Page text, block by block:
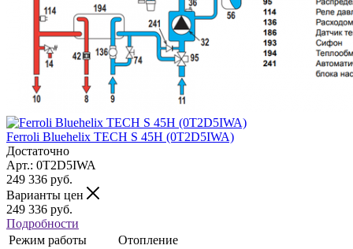
Ferroli Bluehelix TECH S 45H (0T2D5IWA)
Достаточно
Арт.: 0T2D5IWA
249 336 руб.
Варианты цен
249 336 руб.
Подробности
Режим работы
Отопление